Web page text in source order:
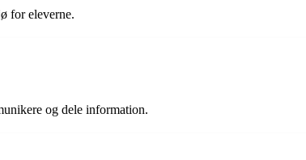
for eleverne.
og dele information.